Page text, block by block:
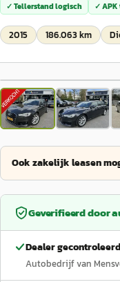
✓ Tellerstand logisch ✓
2015 186.063 km
Ook zakelijk leasen
Geverifieerd door
Dealer gecontroleerd
Autobedrijf van